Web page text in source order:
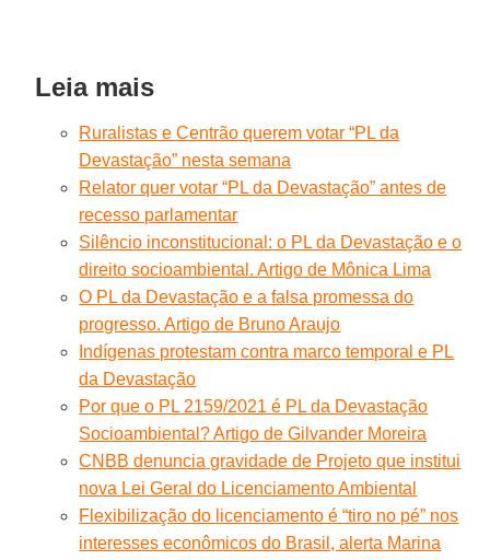
Leia mais
Ruralistas e Centrão querem votar “PL da
Devastação” nesta semana
Relator quer votar “PL da Devastação” antes de
recesso parlamentar
Silêncio inconstitucional: o PL da Devastação e o
direito socioambiental. Artigo de Mônica Lima
O PL da Devastação e a falsa promessa do
progresso. Artigo de Bruno Araujo
Indígenas protestam contra marco temporal e PL
da Devastação
Por que o PL 2159/2021 é PL da Devastação
Socioambiental? Artigo de Gilvander Moreira
CNBB denuncia gravidade de Projeto que institui
nova Lei Geral do Licenciamento Ambiental
Flexibilização do licenciamento é “tiro no pé” nos
interesses econômicos do Brasil, alerta Marina